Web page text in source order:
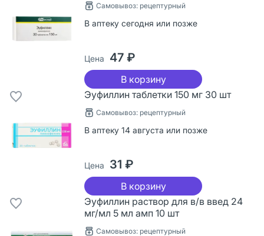
Самовывоз: рецептурный
В аптеку сегодня или позже
Цена 47 ₽
В корзину
Эуфиллин таблетки 150 мг 30 шт
Самовывоз: рецептурный
В аптеку 14 августа или позже
Цена 31 ₽
В корзину
Эуфиллин раствор для в/в введ 24
мг/мл 5 мл амп 10 шт
Самовывоз: рецептурный